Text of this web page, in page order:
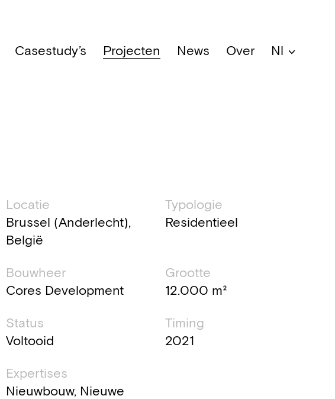
Casestudy’s Projecten News Over Nl
Technische informatie
Locatie
Brussel (Anderlecht),
België
Typologie
Residentieel
Bouwheer
Cores Development
Grootte
12.000 m²
Status
Voltooid
Timing
2021
Expertises
Nieuwbouw, Nieuwe